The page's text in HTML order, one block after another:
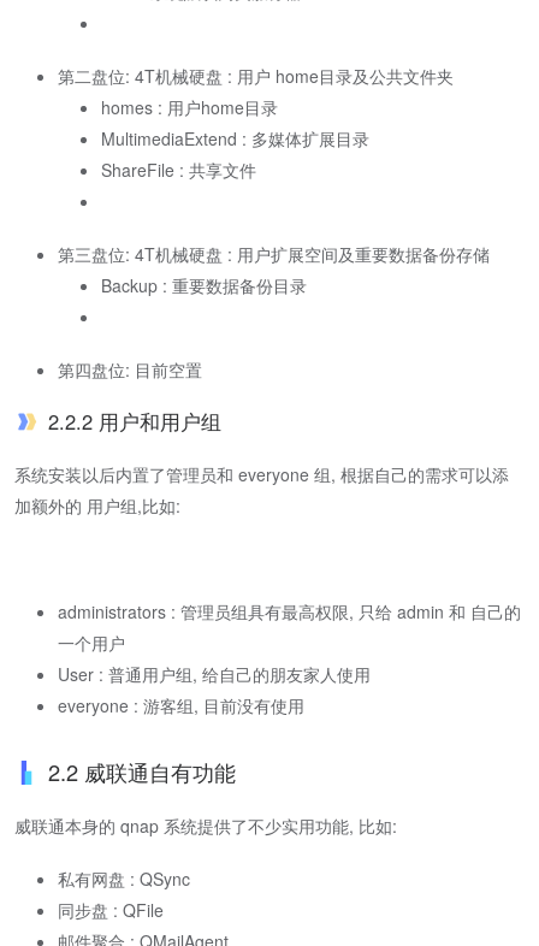
第二盘位: 4T机械硬盘 : 用户 home目录及公共文件夹
homes : 用户home目录
MultimediaExtend : 多媒体扩展目录
ShareFile : 共享文件
第三盘位: 4T机械硬盘 : 用户扩展空间及重要数据备份存储
Backup : 重要数据备份目录
第四盘位: 目前空置
2.2.2 用户和用户组
系统安装以后内置了管理员和 everyone 组, 根据自己的需求可以添
加额外的 用户组,比如:
administrators : 管理员组具有最高权限, 只给 admin 和 自己的
一个用户
User : 普通用户组, 给自己的朋友家人使用
everyone : 游客组, 目前没有使用
2.2 威联通自有功能
威联通本身的 qnap 系统提供了不少实用功能, 比如:
私有网盘 : QSync
同步盘 : QFile
邮件聚合 : QMailAgent